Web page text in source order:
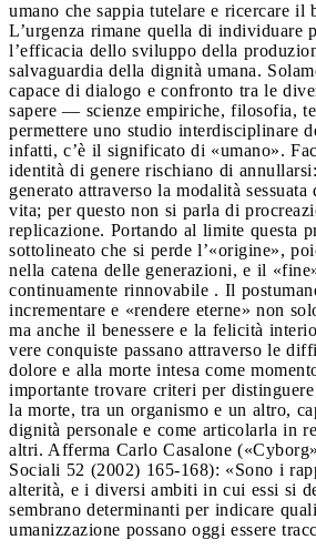
umano che sappia tutelare e ricercare il
L’urgenza rimane quella di individuare
l’efficacia dello sviluppo della
salvaguardia della dignità umana.
capace di dialogo e confronto tra le
sapere — scienze empiriche, filosofia,
permettere uno studio interdisciplinare
infatti, c’è il significato di «umano».
identità di genere rischiano di
generato attraverso la modalità
vita; per questo non si parla di
replicazione. Portando al limite questa
sottolineato che si perde l’«origine»,
nella catena delle generazioni, e il
continuamente rinnovabile . Il
incrementare e «rendere eterne» non
ma anche il benessere e la felicità
vere conquiste passano attraverso le
dolore e alla morte intesa come
importante trovare criteri per
la morte, tra un organismo e un altro,
dignità personale e come articolarla in
altri. Afferma Carlo Casalone
Sociali 52 (2002) 165-168): «Sono i
alterità, e i diversi ambiti in cui essi si
sembrano determinanti per indicare
umanizzazione possano oggi essere